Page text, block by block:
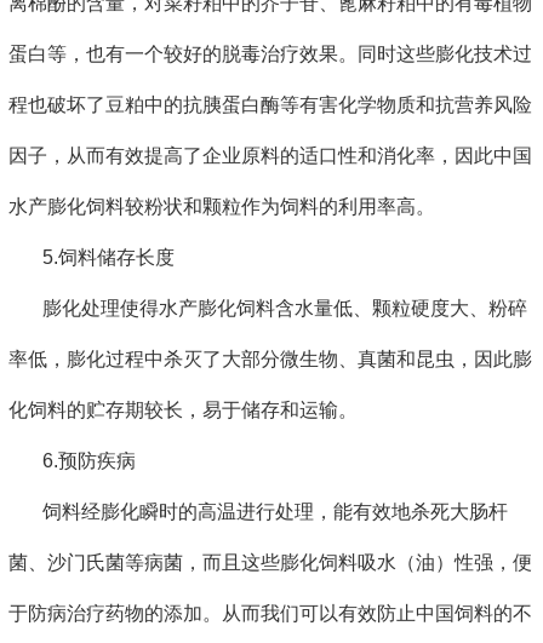
蛋白等，也有一个较好的脱毒治疗效果。同时这些膨化技术过
程也破坏了豆粕中的抗胰蛋白酶等有害化学物质和抗营养风险
因子，从而有效提高了企业原料的适口性和消化率，因此中国
水产膨化饲料较粉状和颗粒作为饲料的利用率高。
5.饲料储存长度
膨化处理使得水产膨化饲料含水量低、颗粒硬度大、粉碎
率低，膨化过程中杀灭了大部分微生物、真菌和昆虫，因此膨
化饲料的贮存期较长，易于储存和运输。
6.预防疾病
饲料经膨化瞬时的高温进行处理，能有效地杀死大肠杆
菌、沙门氏菌等病菌，而且这些膨化饲料吸水（油）性强，便
于防病治疗药物的添加。从而我们可以有效防止中国饲料的不